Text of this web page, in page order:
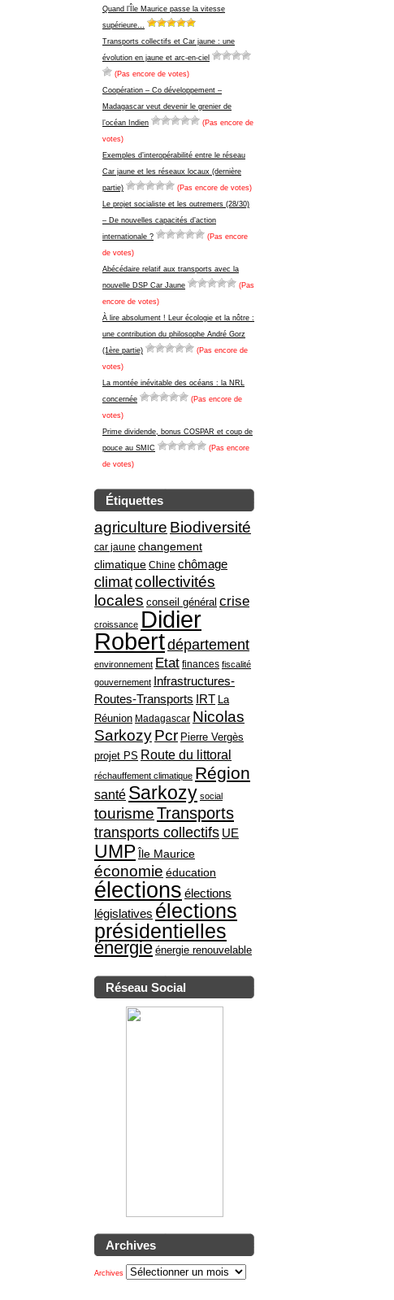
Quand l’Île Maurice passe la vitesse
supérieure…
Transports collectifs et Car jaune : une
évolution en jaune et arc-en-ciel
(Pas encore de votes)
Coopération – Co développement –
Madagascar veut devenir le grenier de
l’océan Indien
(Pas encore de
votes)
Exemples d’interopérabilité entre le réseau
Car jaune et les réseaux locaux (dernière
partie)
(Pas encore de votes)
Le projet socialiste et les outremers (28/30)
– De nouvelles capacités d’action
internationale ?
(Pas encore
de votes)
Abécédaire relatif aux transports avec la
nouvelle DSP Car Jaune
(Pas
encore de votes)
À lire absolument ! Leur écologie et la nôtre :
une contribution du philosophe André Gorz
(1ère partie)
(Pas encore de
votes)
La montée inévitable des océans : la NRL
concernée
(Pas encore de
votes)
Prime dividende, bonus COSPAR et coup de
pouce au SMIC
(Pas encore
de votes)
Étiquettes
agriculture Biodiversité
car jaune changement
climatique Chine chômage
climatcollectivités
locales conseil général crise
croissance Didier
Robertdépartement
environnement Etat finances fiscalité
gouvernement Infrastructures-
Routes-Transports IRT La
Réunion Madagascar Nicolas
SarkozyPcr Pierre Vergès
projet PS Route du littoral
réchauffement climatique Région
santé Sarkozy social
tourismeTransports
transports collectifs UE
UMP Île Maurice
économie éducation
élections élections
législatives élections
présidentielles
énergie énergie renouvelable
Réseau Social
Archives
Archives